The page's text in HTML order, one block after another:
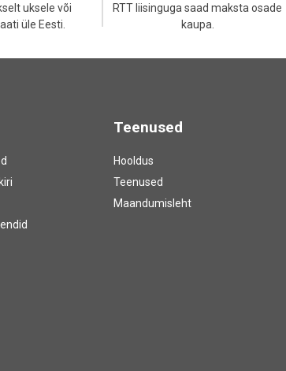
uksele või
üle Eesti.
RTT liisinguga saad maksta osade
kaupa.
Teenused
Hooldus
Teenused
Maandumisleht